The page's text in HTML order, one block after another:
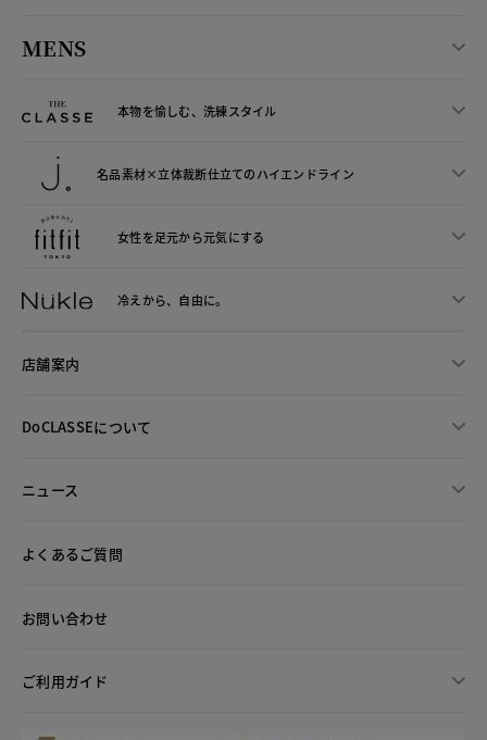
MENS
本物を愉しむ、洗練スタイル
名品素材×立体裁断仕立てのハイエンドライン
女性を足元から元気にする
冷えから、 自由に。
店舗案内
DoCLASSEについて
ニュース
よくあるご質問
お問い合わせ
ご利用ガイド